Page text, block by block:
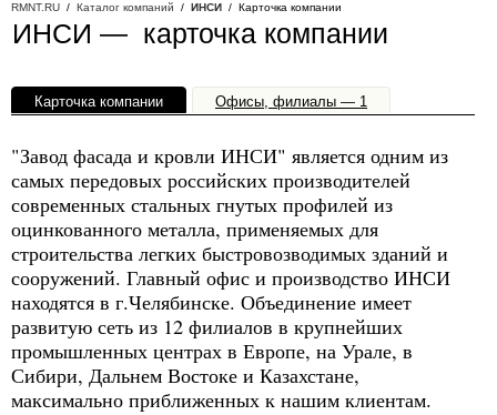
RMNT.RU / Каталог компаний / ИНСИ / Карточка компании
ИНСИ — карточка компании
Карточка компании Офисы, филиалы — 1
"Завод фасада и кровли ИНСИ" является одним из
самых передовых российских производителей
современных стальных гнутых профилей из
оцинкованного металла, применяемых для
строительства легких быстровозводимых зданий и
сооружений. Главный офис и производство ИНСИ
находятся в г.Челябинске. Объединение имеет
развитую сеть из 12 филиалов в крупнейших
промышленных центрах в Европе, на Урале, в
Сибири, Дальнем Востоке и Казахстане,
максимально приближенных к нашим клиентам.